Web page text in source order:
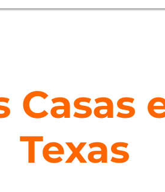
Casas
Texas